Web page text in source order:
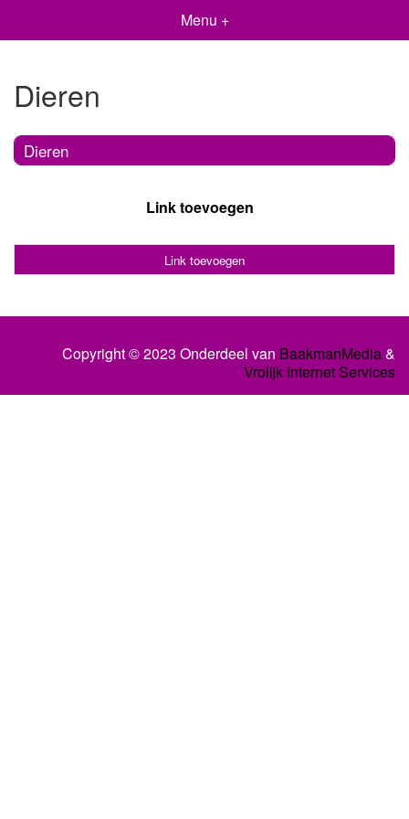
Menu +
Dieren
Dieren
Link toevoegen
Link toevoegen
Copyright © 2023 Onderdeel van BaakmanMedia&
Vrolijk Internet Services